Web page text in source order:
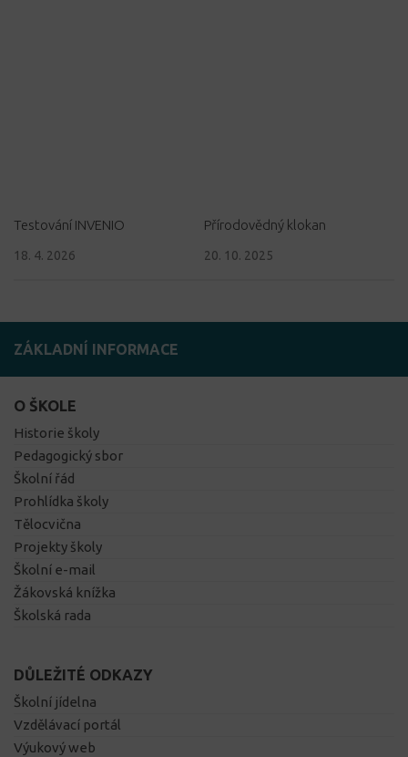
Testování INVENIO
18. 4. 2026
Přírodovědný klokan
20. 10. 2025
ZÁKLADNÍ INFORMACE
O ŠKOLE
Historie školy
Pedagogický sbor
Školní řád
Prohlídka školy
Tělocvična
Projekty školy
Školní e-mail
Žákovská knížka
Školská rada
DŮLEŽITÉ ODKAZY
Školní jídelna
Vzdělávací portál
Výukový web